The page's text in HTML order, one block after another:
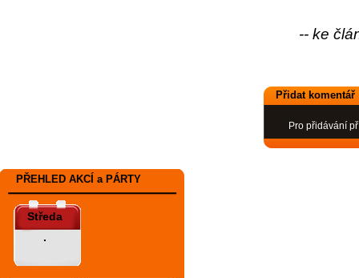
-- ke
Přidat komentář
Pro přidávání
PŘEHLED AKCÍ a PÁRTY
Středa
.